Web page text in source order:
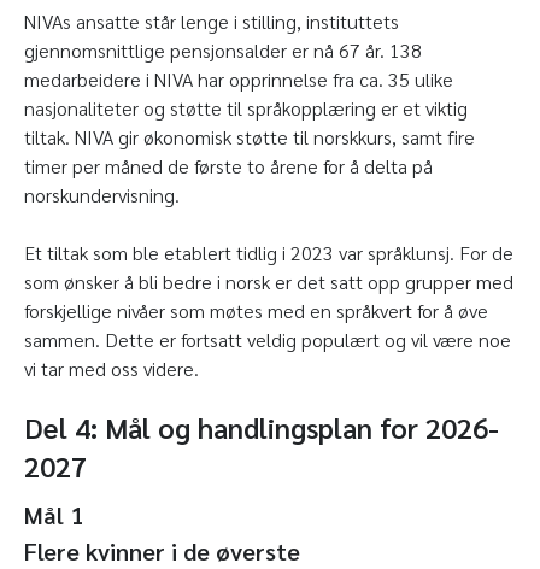
NIVAs ansatte står lenge i stilling, instituttets
gjennomsnittlige pensjonsalder er nå 67 år. 138
medarbeidere i NIVA har opprinnelse fra ca. 35 ulike
nasjonaliteter og støtte til språkopplæring er et viktig
tiltak. NIVA gir økonomisk støtte til norskkurs, samt fire
timer per måned de første to årene for å delta på
norskundervisning.
Et tiltak som ble etablert tidlig i 2023 var språklunsj. For de
som ønsker å bli bedre i norsk er det satt opp grupper med
forskjellige nivåer som møtes med en språkvert for å øve
sammen. Dette er fortsatt veldig populært og vil være noe
vi tar med oss videre.
Del 4: Mål og handlingsplan for 2026-
2027
Mål 1
Flere kvinner i de øverste